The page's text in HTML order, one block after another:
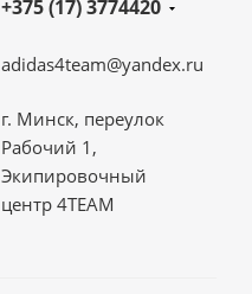
+375 (17) 3774420
adidas4team@yandex.ru
г. Минск, переулок
Рабочий 1,
Экипировочный
центр 4TEAM